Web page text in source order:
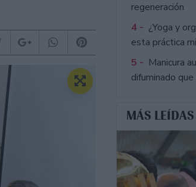
regeneración
4 - ¿Yoga y
esta práctica
5 - Manicura
difuminado
MÁS